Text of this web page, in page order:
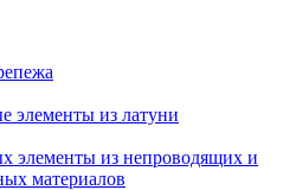
элементы из латуни
элементы из непроводящих и
материалов